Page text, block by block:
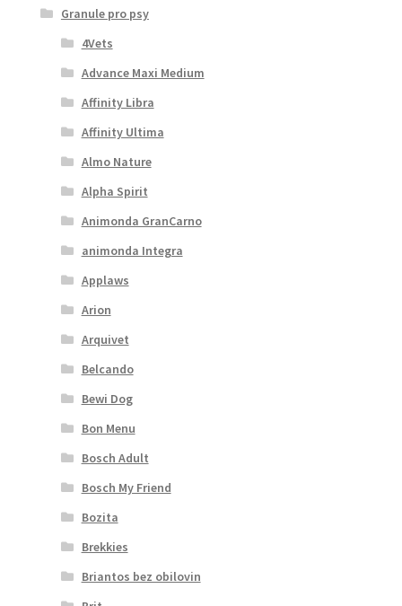
Granule pro psy
4Vets
Advance Maxi Medium
Affinity Libra
Affinity Ultima
Almo Nature
Alpha Spirit
Animonda GranCarno
animonda Integra
Applaws
Arion
Arquivet
Belcando
Bewi Dog
Bon Menu
Bosch Adult
Bosch My Friend
Bozita
Brekkies
Briantos bez obilovin